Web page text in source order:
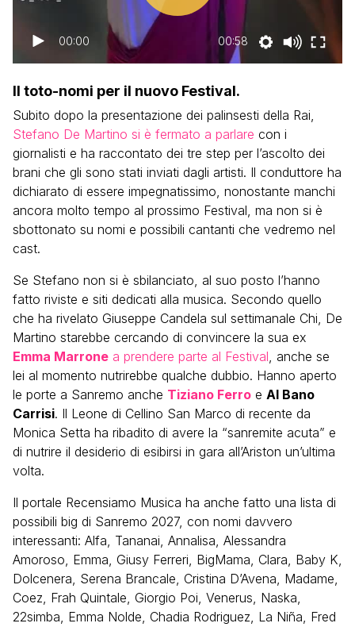
00:00 00:58
Il toto-nomi per il nuovo Festival.
Subito dopo la presentazione dei palinsesti della Rai,
Stefano De Martino si è fermato a parlare con i
giornalisti e ha raccontato dei tre step per l’ascolto dei
brani che gli sono stati inviati dagli artisti. Il conduttore ha
dichiarato di essere impegnatissimo, nonostante manchi
ancora molto tempo al prossimo Festival, ma non si è
sbottonato su nomi e possibili cantanti che vedremo nel
cast.
Se Stefano non si è sbilanciato, al suo posto l’hanno
fatto riviste e siti dedicati alla musica. Secondo quello
che ha rivelato Giuseppe Candela sul settimanale Chi, De
Martino starebbe cercando di convincere la sua ex
Emma Marrone a prendere parte al Festival, anche se
lei al momento nutrirebbe qualche dubbio. Hanno aperto
le porte a Sanremo anche Tiziano Ferro e Al Bano
Carrisi. Il Leone di Cellino San Marco di recente da
Monica Setta ha ribadito di avere la “sanremite acuta” e
di nutrire il desiderio di esibirsi in gara all’Ariston un’ultima
volta.
Il portale Recensiamo Musica ha anche fatto una lista di
possibili big di Sanremo 2027, con nomi davvero
interessanti: Alfa, Tananai, Annalisa, Alessandra
Amoroso, Emma, Giusy Ferreri, BigMama, Clara, Baby K,
Dolcenera, Serena Brancale, Cristina D’Avena, Madame,
Coez, Frah Quintale, Giorgio Poi, Venerus, Naska,
22simba, Emma Nolde, Chadia Rodriguez, La Niña, Fred